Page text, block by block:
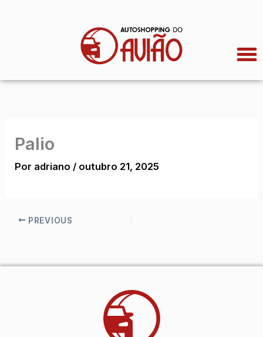
Palio
Por adriano / outubro 21, 2025
PREVIOUS